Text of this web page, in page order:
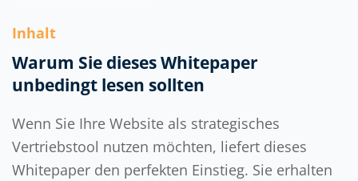
Inhalt
Warum Sie dieses Whitepaper
unbedingt lesen sollten
Wenn Sie Ihre Website als strategisches
Vertriebstool nutzen möchten, liefert dieses
Whitepaper den perfekten Einstieg. Sie erhalten